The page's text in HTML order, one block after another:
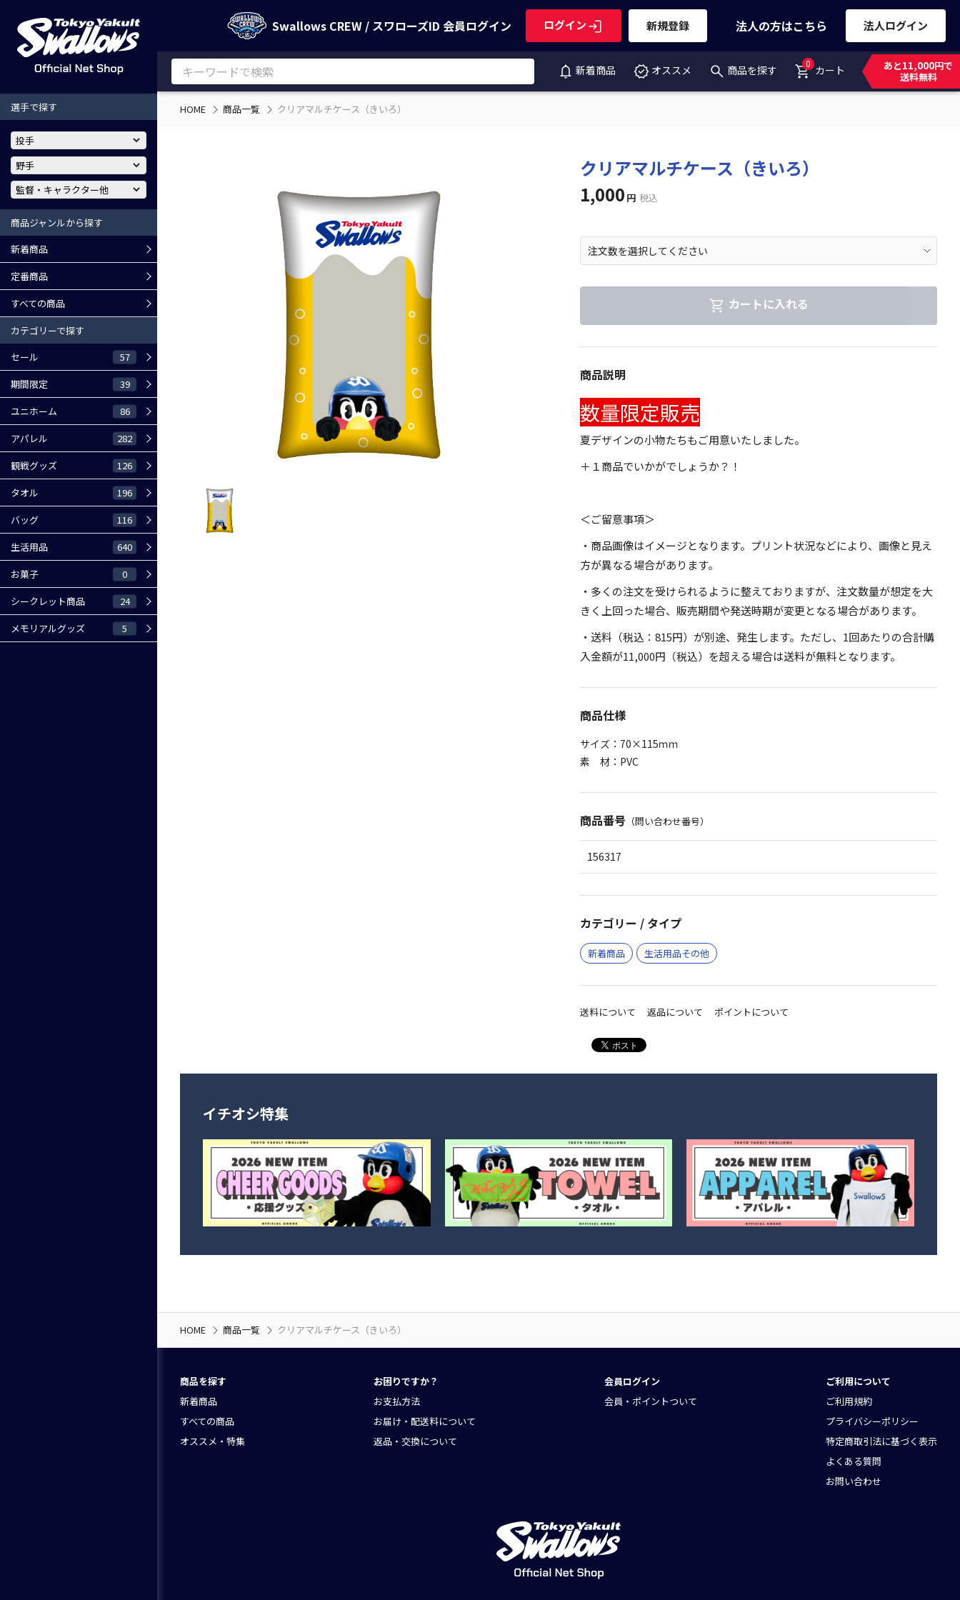
Swallows CREW / スワローズID 会員ログイン ログイン 新規登録 法人の方はこちら 法人ログイン
新着商品 オススメ 商品を探す 0 カート
あと11,000円で
送料無料
選手で探す
商品ジャンルから探す
新着商品
定番商品
すべての商品
カテゴリーで探す
セール
57
期間限定 39
ユニホーム 86
アパレル 282
観戦グッズ 126
タオル 196
バッグ 116
生活用品 640
お菓子 0
シークレット商品 24
メモリアルグッズ 5
HOME 商品一覧 クリアマルチケース（きいろ）
クリアマルチケース（きいろ）
1,000 円 税込
カートに入れる
商品説明
数量限定販売
夏デザインの小物たちもご用意いたしました。
＋１商品でいかがでしょうか？！
＜ご留意事項＞
・商品画像はイメージとなります。プリント状況などにより、画像と見え
方が異なる場合があります。
・多くの注文を受けられるように整えておりますが、注文数量が想定を大
きく上回った場合、販売期間や発送時期が変更となる場合があります。
・送料（税込：815円）が別途、発生します。ただし、1回あたりの合計購
入金額が11,000円（税込）を超える場合は送料が無料となります。
商品仕様
サイズ：70×115ｍｍ
素 材：PVC
商品番号 （問い合わせ番号）
156317
カテゴリー / タイプ
新着商品 生活用品その他
送料について 返品について ポイントについて
イチオシ特集
HOME 商品一覧 クリアマルチケース（きいろ）
商品を探す
新着商品
すべての商品
オススメ・特集
お困りですか？
お支払方法
お届け・配送料について
返品・交換について
会員ログイン
会員・ポイントついて
ご利用について
ご利用規約
プライバシーポリシー
特定商取引法に基づく表示
よくある質問
お問い合わせ